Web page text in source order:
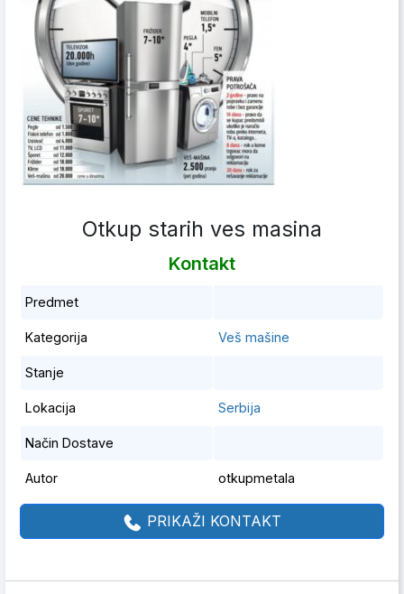
Otkup starih ves masina
Kontakt
Predmet
Kategorija Veš mašine
Stanje
Lokacija Serbija
Način Dostave
Autor otkupmetala
PRIKAŽI KONTAKT